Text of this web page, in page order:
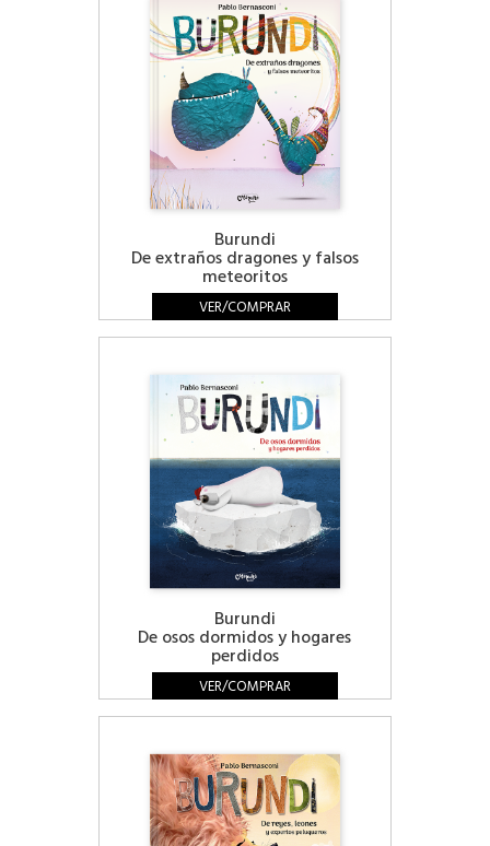
Burundi
De extraños dragones y falsos
meteoritos
VER/COMPRAR
Burundi
De osos dormidos y hogares
perdidos
VER/COMPRAR